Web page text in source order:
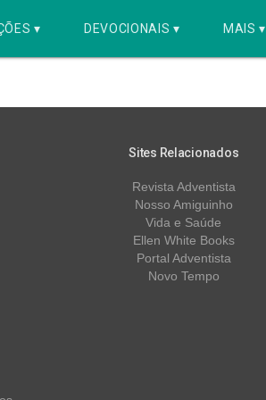
▾ DEVOCIONAIS ▾ MAIS ▾
Sites Relacionados
Revista Adventista
Nosso Amiguinho
Vida e Saúde
Ellen White Books
Portal Adventista
Novo Tempo